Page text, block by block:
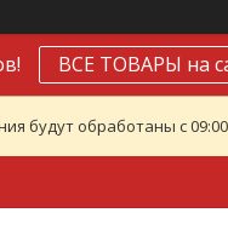
ВСЕ ТОВАРЫ на
будут обработаны с